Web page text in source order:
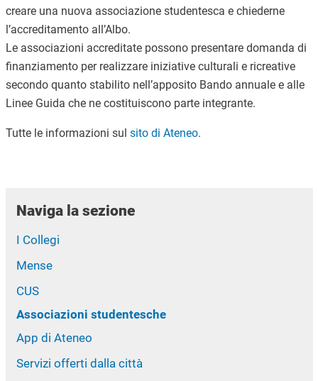
creare una nuova associazione studentesca e chiederne
l’accreditamento all’Albo.
Le associazioni accreditate possono presentare domanda di
finanziamento per realizzare iniziative culturali e ricreative
secondo quanto stabilito nell’apposito Bando annuale e alle
Linee Guida che ne costituiscono parte integrante.
Tutte le informazioni sul sito di Ateneo.
Naviga la sezione
I Collegi
Mense
CUS
Associazioni studentesche
App di Ateneo
Servizi offerti dalla città